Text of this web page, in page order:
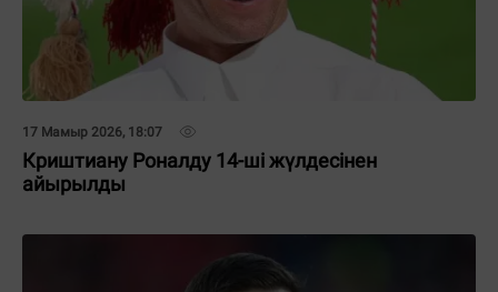
17 Мамыр 2026, 18:07
Криштиану Роналду 14-ші жүлдесінен
айырылды